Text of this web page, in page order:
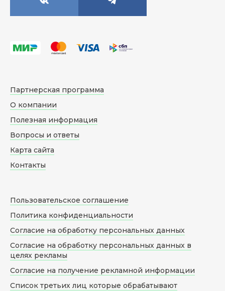
Партнерская программа
О компании
Полезная информация
Вопросы и ответы
Карта сайта
Контакты
Пользовательское соглашение
Политика конфиденциальности
Согласие на обработку персональных данных
Согласие на обработку персональных данных в
целях рекламы
Согласие на получение рекламной информации
Список третьих лиц которые обрабатывают